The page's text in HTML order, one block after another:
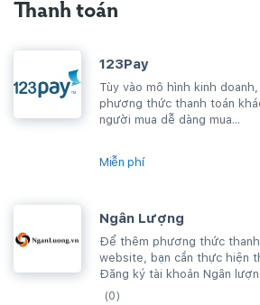
Thanh toán
123Pay
Tùy vào mô hình kinh
phương thức thanh toán
người mua dễ dàng mua...
Miễn phí
Ngân Lượng
Để thêm phương thức
website, bạn cần thực hiện
Đăng ký tài khoản Ngân
(0)